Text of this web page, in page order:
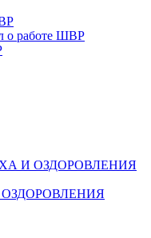
о работе ШВР
И ОЗДОРОВЛЕНИЯ